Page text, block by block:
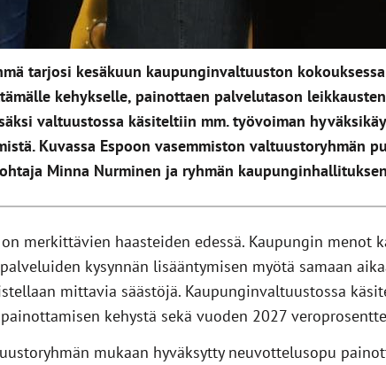
tarjosi kesäkuun kaupunginvaltuuston
kehykselle, painottaen palvelutason
valtuustossa käsiteltiin mm. työvoiman
Kuvassa Espoon vasemmiston valtuustoryhmän
Minna Nurminen ja ryhmän
merkittävien haasteiden edessä. Kaupungin menot
kysynnän lisääntymisen myötä samaan
mittavia säästöjä. Kaupunginvaltuustossa
kehystä sekä vuoden 2027
mukaan hyväksytty neuvottelusopu